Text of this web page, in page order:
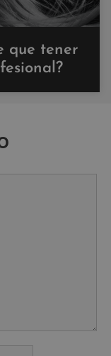
que tener